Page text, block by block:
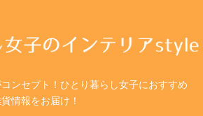
ンセプト！ひとり暮らし女子におすすめ
情報をお届け！